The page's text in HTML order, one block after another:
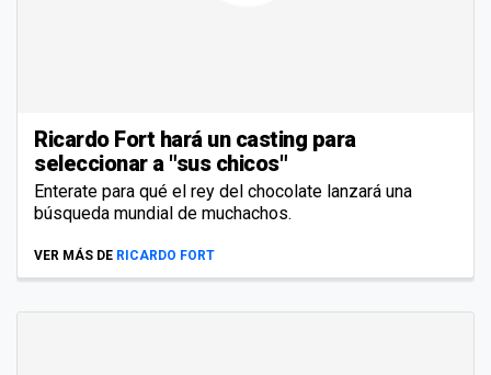
Ricardo Fort hará un casting para
seleccionar a "sus chicos"
Enterate para qué el rey del chocolate lanzará una
búsqueda mundial de muchachos.
VER MÁS DE RICARDO FORT